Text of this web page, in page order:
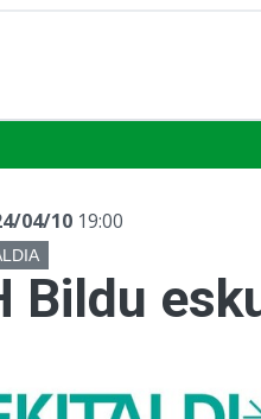
04/10 19:00
Bildu